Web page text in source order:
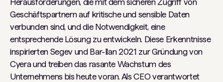
Geschäftspartnern auf kritische und sensible Daten
verbunden sind, und die Notwendigkeit, eine
entsprechende Lösung zu entwickeln. Diese Erkenntnisse
inspirierten Segev und Bar-Ilan 2021 zur Gründung von
Cyera und treiben das rasante Wachstum des
Unternehmens bis heute voran. Als CEO verantwortet